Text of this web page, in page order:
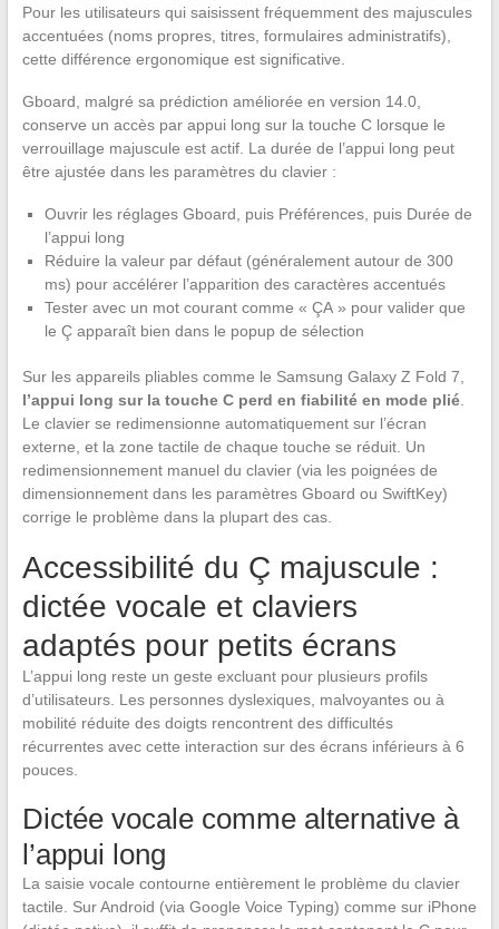
Pour les utilisateurs qui saisissent fréquemment des majuscules
accentuées (noms propres, titres, formulaires administratifs),
cette différence ergonomique est significative.
Gboard, malgré sa prédiction améliorée en version 14.0,
conserve un accès par appui long sur la touche C lorsque le
verrouillage majuscule est actif. La durée de l’appui long peut
être ajustée dans les paramètres du clavier :
Ouvrir les réglages Gboard, puis Préférences, puis Durée de
l’appui long
Réduire la valeur par défaut (généralement autour de 300
ms) pour accélérer l’apparition des caractères accentués
Tester avec un mot courant comme « ÇA » pour valider que
le Ç apparaît bien dans le popup de sélection
Sur les appareils pliables comme le Samsung Galaxy Z Fold 7,
l’appui long sur la touche C perd en fiabilité en mode plié.
Le clavier se redimensionne automatiquement sur l’écran
externe, et la zone tactile de chaque touche se réduit. Un
redimensionnement manuel du clavier (via les poignées de
dimensionnement dans les paramètres Gboard ou SwiftKey)
corrige le problème dans la plupart des cas.
Accessibilité du Ç majuscule :
dictée vocale et claviers
adaptés pour petits écrans
L’appui long reste un geste excluant pour plusieurs profils
d’utilisateurs. Les personnes dyslexiques, malvoyantes ou à
mobilité réduite des doigts rencontrent des difficultés
récurrentes avec cette interaction sur des écrans inférieurs à 6
pouces.
Dictée vocale comme alternative à
l’appui long
La saisie vocale contourne entièrement le problème du clavier
tactile. Sur Android (via Google Voice Typing) comme sur iPhone